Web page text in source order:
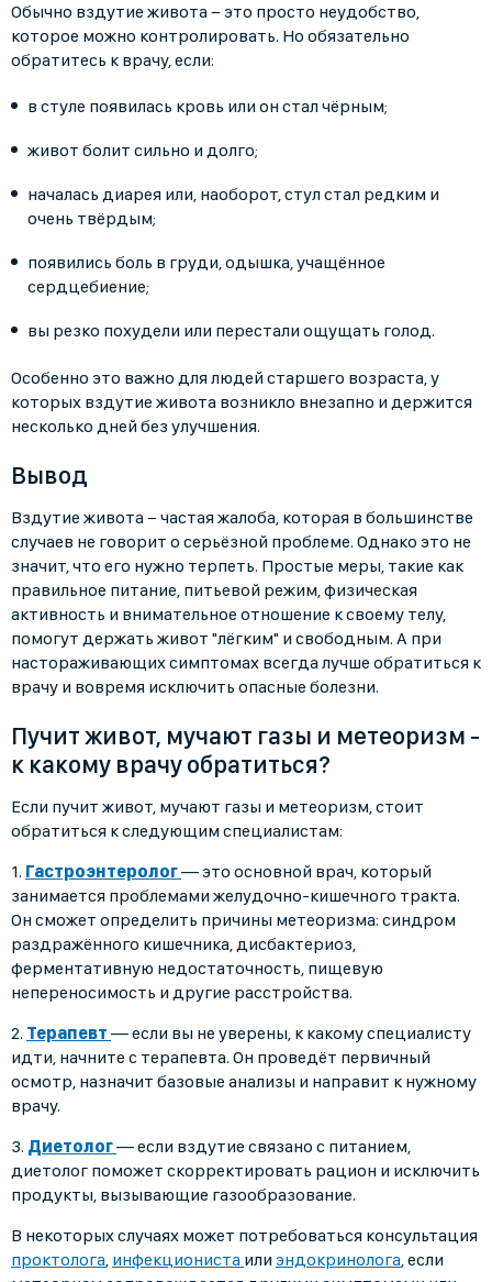
Обычно вздутие живота − это просто неудобство,
которое можно контролировать. Но обязательно
обратитесь к врачу, если:
в стуле появилась кровь или он стал чёрным;
живот болит сильно и долго;
началась диарея или, наоборот, стул стал редким и
очень твёрдым;
появились боль в груди, одышка, учащённое
сердцебиение;
вы резко похудели или перестали ощущать голод.
Особенно это важно для людей старшего возраста, у
которых вздутие живота возникло внезапно и держится
несколько дней без улучшения.
Вывод
Вздутие живота − частая жалоба, которая в большинстве
случаев не говорит о серьёзной проблеме. Однако это не
значит, что его нужно терпеть. Простые меры, такие как
правильное питание, питьевой режим, физическая
активность и внимательное отношение к своему телу,
помогут держать живот "лёгким" и свободным. А при
настораживающих симптомах всегда лучше обратиться к
врачу и вовремя исключить опасные болезни.
Пучит живот, мучают газы и метеоризм -
к какому врачу обратиться?
Если пучит живот, мучают газы и метеоризм, стоит
обратиться к следующим специалистам:
1. Гастроэнтеролог— это основной врач, который
занимается проблемами желудочно-кишечного тракта.
Он сможет определить причины метеоризма: синдром
раздражённого кишечника, дисбактериоз,
ферментативную недостаточность, пищевую
непереносимость и другие расстройства.
2. Терапевт — если вы не уверены, к какому специалисту
идти, начните с терапевта. Он проведёт первичный
осмотр, назначит базовые анализы и направит к нужному
врачу.
3. Диетолог— если вздутие связано с питанием,
диетолог поможет скорректировать рацион и исключить
продукты, вызывающие газообразование.
В некоторых случаях может потребоваться консультация
проктолога, инфекциониста или эндокринолога, если